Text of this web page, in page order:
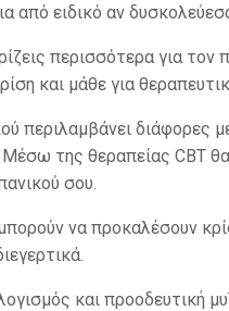
από ειδικό αν
περισσότερα για τον
και μάθε για
περιλαμβάνει
της θεραπείας CBT
σου.
να προκαλέσουν
και προοδευτική